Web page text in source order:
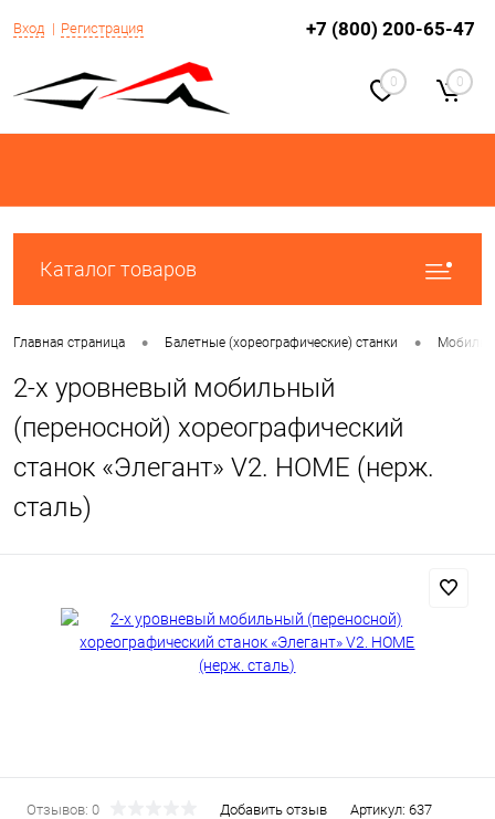
Вход Регистрация +7 (800) 200-65-47
0 0
Каталог товаров
Главная страница • Балетные (хореографические) станки •
2-х уровневый мобильный
(переносной) хореографический
станок «Элегант» V2. HOME (нерж.
сталь)
Отзывов: 0 Добавить отзыв Артикул: 637